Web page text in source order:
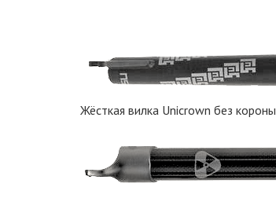
Жёсткая вилка Unicrown без короны